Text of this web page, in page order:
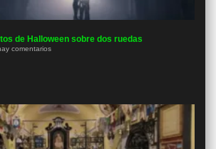
de Halloween sobre dos ruedas
comentarios